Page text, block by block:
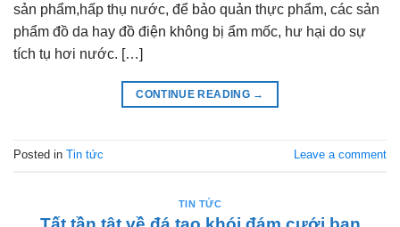
sản phẩm,hấp thụ nước, để bảo quản thực phẩm, các sản
phẩm đồ da hay đồ điện không bị ẩm mốc, hư hại do sự
tích tụ hơi nước. […]
CONTINUE READING →
Posted in Tin tức Leave a comment
TIN TỨC